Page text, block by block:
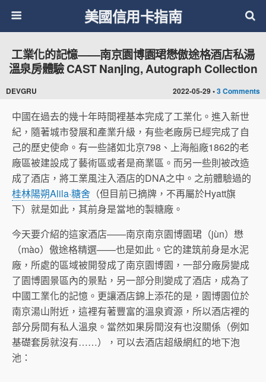
美國信用卡指南
2022-05-29 •3 Comments
工業化的記憶——南京園博園珺懋傲途格酒店私湯
溫泉房體驗 CAST Nanjing, Autograph Collection
DEVGRU
中國在過去的幾十年時間裡基本完成了工業化。進入新世
紀，隨著城市發展和產業升級，有些老廠房已經完成了自
己的歷史使命。有一些諸如北京798、上海船廠1862的老
廠區被建設成了藝術區或者是商業區。而另一些則被改造
成了酒店，將工業風注入酒店的DNA之中。之前體驗過的
桂林陽朔Alila·糖舍 （但目前已摘牌，不再屬於Hyatt旗
下）就是如此，其前身是當地的製糖廠。
今天要介紹的這家酒店——南京南京園博園珺（jùn）懋
（mào）傲途格精選——也是如此。它的建筑前身是水泥
廠，所處的區域被開發成了南京園博園，一部分廠房變成
了園博園景區內的景點，另一部分則變成了酒店，成為了
中國工業化的記憶。更讓酒店錦上添花的是，園博園位於
南京湯山附近，這裡有著豐富的溫泉資源，所以酒店裡的
部分房間有私人溫泉。當然如果房間沒有也沒關係（例如
基礎套房就沒有……），可以去酒店超級網紅的地下泡
池：